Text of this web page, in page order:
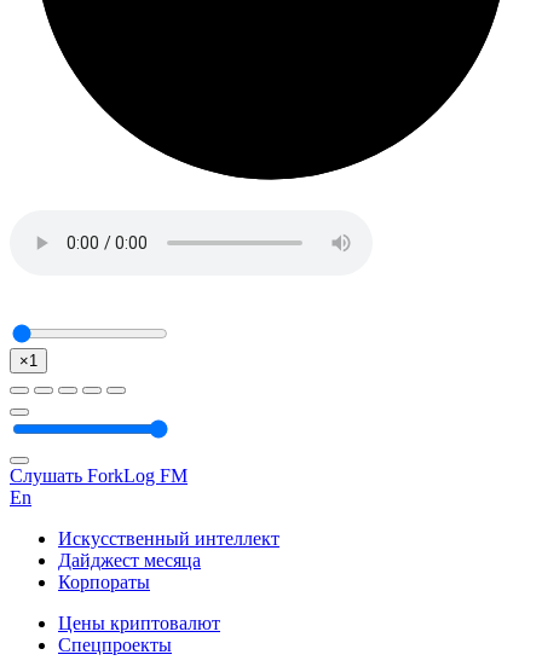
×1
Слушать ForkLog FM
En
Искусственный интеллект
Дайджест месяца
Корпораты
Цены криптовалют
Спецпроекты